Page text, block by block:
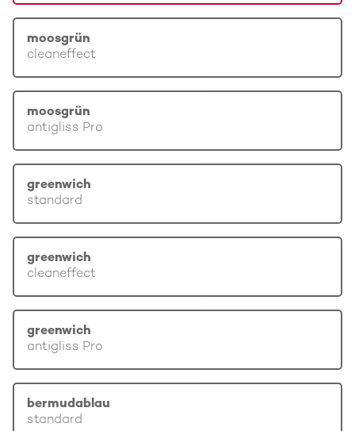
moosgrün
cleaneffect
moosgrün
antigliss Pro
greenwich
standard
greenwich
cleaneffect
greenwich
antigliss Pro
bermudablau
standard